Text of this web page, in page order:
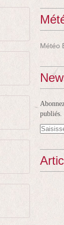
Météo
publiés.